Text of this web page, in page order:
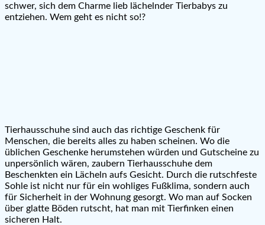
schwer, sich dem Charme lieb lächelnder Tierbabys zu
entziehen. Wem geht es nicht so!?
Tierhausschuhe sind auch das richtige Geschenk für
Menschen, die bereits alles zu haben scheinen. Wo die
üblichen Geschenke herumstehen würden und Gutscheine zu
unpersönlich wären, zaubern Tierhausschuhe dem
Beschenkten ein Lächeln aufs Gesicht. Durch die rutschfeste
Sohle ist nicht nur für ein wohliges Fußklima, sondern auch
für Sicherheit in der Wohnung gesorgt. Wo man auf Socken
über glatte Böden rutscht, hat man mit Tierfinken einen
sicheren Halt.